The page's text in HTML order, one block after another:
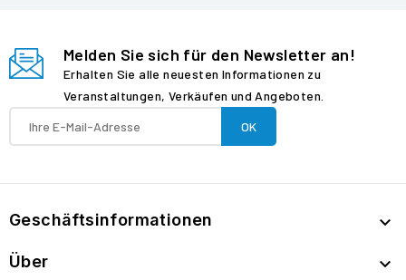
Melden Sie sich für den Newsletter an!
Erhalten Sie alle neuesten Informationen zu
Veranstaltungen, Verkäufen und Angeboten.
Geschäftsinformationen 
Über 